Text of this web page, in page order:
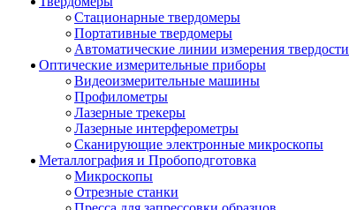
Стационарные твердомеры
Портативные твердомеры
Автоматические линии измерения твердости
Оптические измерительные приборы
Видеоизмерительные машины
Профилометры
Лазерные трекеры
Лазерные интерферометры
Сканирующие электронные микроскопы
Металлография и Пробоподготовка
Микроскопы
Отрезные станки